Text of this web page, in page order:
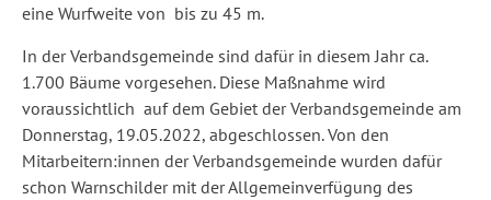
eine Wurfweite von bis zu 45 m.
In der Verbandsgemeinde sind dafür in diesem Jahr ca.
1.700 Bäume vorgesehen. Diese Maßnahme wird
voraussichtlich auf dem Gebiet der Verbandsgemeinde am
Donnerstag, 19.05.2022, abgeschlossen. Von den
Mitarbeitern:innen der Verbandsgemeinde wurden dafür
schon Warnschilder mit der Allgemeinverfügung des